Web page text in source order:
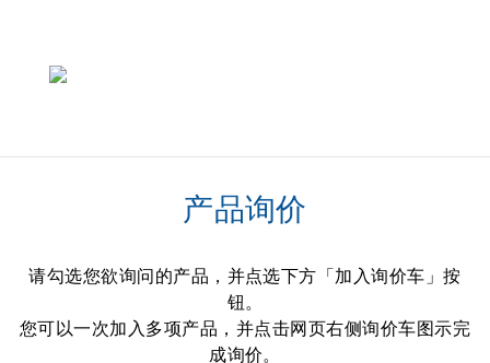
产品询价
请勾选您欲询问的产品，并点选下方「加入询价车」按
钮。
您可以一次加入多项产品，并点击网页右侧询价车图示完
成询价。